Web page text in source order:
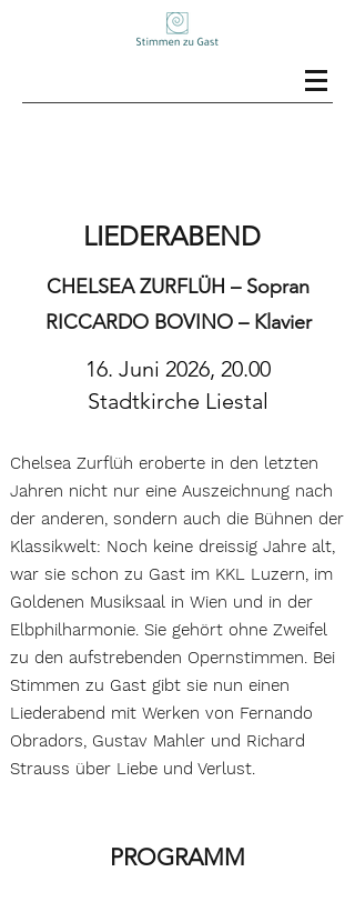
LIEDERABEND
CHELSEA ZURFLÜH – Sopran
RICCARDO BOVINO – Klavier
​Chelsea Zurflüh eroberte in den letzten
Jahren nicht nur eine Auszeichnung nach
der anderen, sondern auch die Bühnen der
Klassikwelt: Noch keine dreissig Jahre alt,
war sie schon zu Gast im KKL Luzern, im
Goldenen Musiksaal in Wien und in der
Elbphilharmonie. Sie gehört ohne Zweifel
zu den aufstrebenden Opernstimmen. Bei
Stimmen zu Gast gibt sie nun einen
Liederabend mit Werken von Fernando
Obradors, Gustav Mahler und Richard
Strauss über Liebe und Verlust.​
16. Juni 2026, 20.00
Stadtkirche Liestal
PROGRAMM